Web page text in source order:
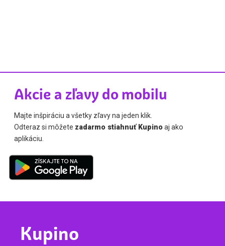
Akcie a zľavy do mobilu
Majte inšpiráciu a všetky zľavy na jeden klik.
Odteraz si môžete zadarmo stiahnuť Kupinoaj ako
aplikáciu.
Kupino